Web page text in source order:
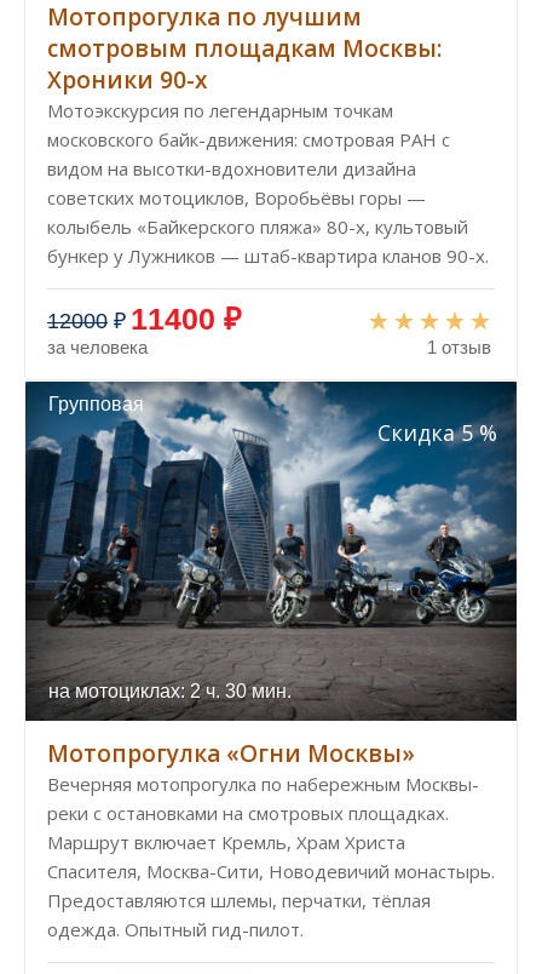
Мотопрогулка по лучшим
смотровым площадкам Москвы:
Хроники 90-х
Мотоэкскурсия по легендарным точкам
московского байк-движения: смотровая РАН с
видом на высотки-вдохновители дизайна
советских мотоциклов, Воробьёвы горы —
колыбель «Байкерского пляжа» 80-х, культовый
бункер у Лужников — штаб-квартира кланов 90-х.
12000 ₽ 11400 ₽
за человека 1 отзыв
Групповая
на мотоциклах: 2 ч. 30 мин.
Скидка 5 %
Мотопрогулка «Огни Москвы»
Вечерняя мотопрогулка по набережным Москвы-
реки с остановками на смотровых площадках.
Маршрут включает Кремль, Храм Христа
Спасителя, Москва-Сити, Новодевичий монастырь.
Предоставляются шлемы, перчатки, тёплая
одежда. Опытный гид-пилот.